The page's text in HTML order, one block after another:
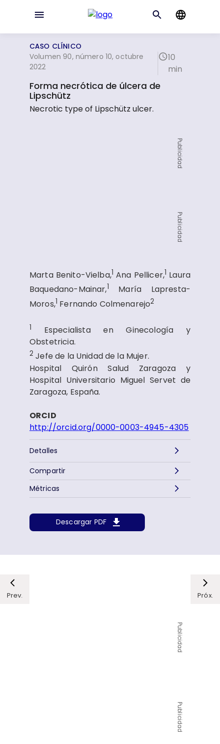
CASO CLÍNICO
Volumen 90, número 10, octubre
2022
10
min
Forma necrótica de úlcera de
Lipschütz
Necrotic type of Lipschütz ulcer.
Publicidad
Publicidad
Marta Benito-Vielba,1 Ana Pellicer,1 Laura
Baquedano-Mainar,1
María Lapresta-
Moros,1 Fernando Colmenarejo2
1 Especialista en Ginecología y
Obstetricia.
2 Jefe de la Unidad de la Mujer.
Hospital Quirón Salud Zaragoza y
Hospital Universitario Miguel Servet de
Zaragoza, España.
ORCID
http://orcid.org/0000-0003-4945-4305
Detalles
Descargar PDF
Métricas
Compartir
Prev. Próx.
Publicidad
Publicidad